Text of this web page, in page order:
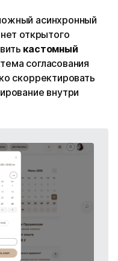
асинхронный
открытого
кастомный
согласования
скорректировать
внутри